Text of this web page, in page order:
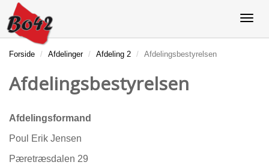
Forside Afdelinger Afdeling 2 Afdelingsbestyrelsen
Afdelingsbestyrelsen
Afdelingsformand
Poul Erik Jensen
Pæretræsdalen 29